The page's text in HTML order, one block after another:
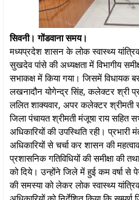
सिवनी। गोंडवाना समय।
मध्यप्रदेश शासन के लोक स्वास्थ्य
सुखदेव पांसे की अध्यक्षता में विभागीय
सभाकक्ष में किया गया। जिसमें विधायक
लखनादौन योगेन्द्र सिंह, कलेक्टर श्री
ललित शाक्यवार, अपर कलेक्टर श्रीमती
जिला पंचायत श्रीमती मंजूषा राय सहित
अधिकारियों की उपस्थिति रही।
अधिकारियों से चर्चा कर शासन की
प्रशासनिक गतिविधियों की समीक्षा की
को दिये। उन्होंने जिले में हुई कम वर्षा से
की समस्या को लेकर लोक स्वास्थ्य